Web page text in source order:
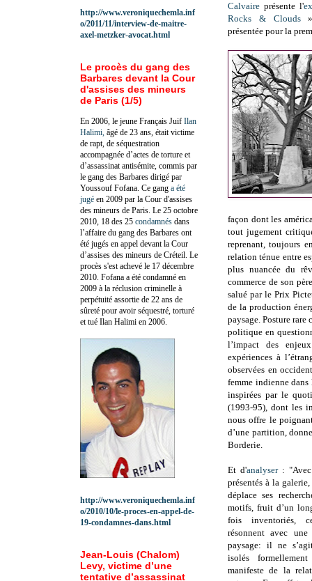
Calvaire présente l'
Rocks & Clouds
présentée pour la
façon dont les
tout jugement
reprenant, toujours
relation ténue entre
plus nuancée du
commerce de son
salué par le Prix
de la production
paysage. Posture
politique en
l’impact des
expériences à
observées en
femme indienne dans
inspirées par le
(1993-95), dont les
nous offre le
d’une partition,
Borderie.
Et d'analyser: "Avec
présentés à la
déplace ses
motifs, fruit d’un
fois inventoriés,
résonnent avec
paysage: il ne
isolés
manifeste de la
http://www.veroniquechemla.inf
o/2011/11/interview-de-maitre-
axel-metzker-avocat.html
Le procès du gang des
Barbares devant la Cour
d'assises des mineurs
de Paris (1/5)
En 2006, le jeune Français Juif Ilan
Halimi, âgé de 23 ans, était victime
de rapt, de séquestration
accompagnée d’actes de torture et
d’assassinat antisémite, commis par
le gang des Barbares dirigé par
Youssouf Fofana. Ce gang a été
jugé en 2009 par la Cour d'assises
des mineurs de Paris. Le 25 octobre
2010, 18 des 25 condamnés dans
l’affaire du gang des Barbares ont
été jugés en appel devant la Cour
d’assises des mineurs de Créteil. Le
procès s'est achevé le 17 décembre
2010. Fofana a été condamné en
2009 à la réclusion criminelle à
perpétuité assortie de 22 ans de
sûreté pour avoir séquestré, torturé
et tué Ilan Halimi en 2006.
http://www.veroniquechemla.inf
o/2010/10/le-proces-en-appel-de-
19-condamnes-dans.html
Jean-Louis (Chalom)
Levy, victime d’une
tentative d’assassinat